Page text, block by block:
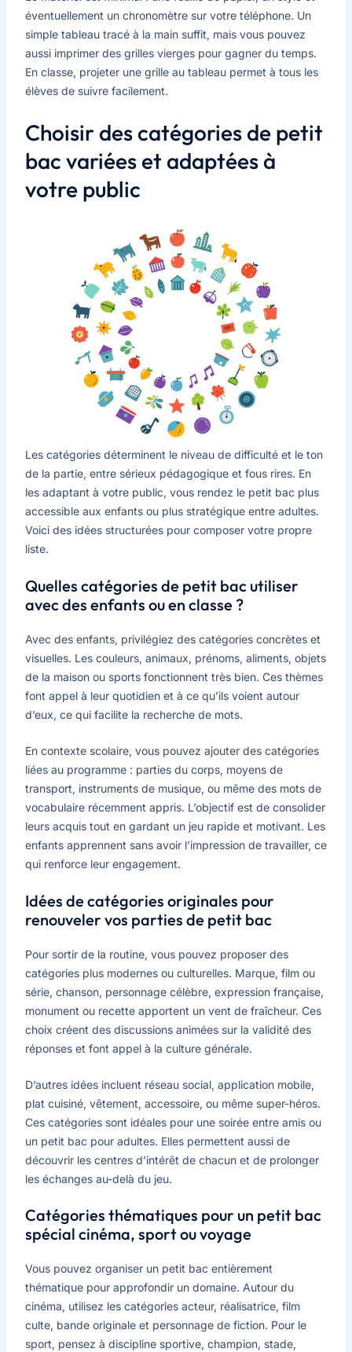
éventuellement un chronomètre sur votre téléphone. Un
simple tableau tracé à la main suffit, mais vous pouvez
aussi imprimer des grilles vierges pour gagner du temps.
En classe, projeter une grille au tableau permet à tous les
élèves de suivre facilement.
Choisir des catégories de petit
bac variées et adaptées à
votre public
Les catégories déterminent le niveau de difficulté et le ton
de la partie, entre sérieux pédagogique et fous rires. En
les adaptant à votre public, vous rendez le petit bac plus
accessible aux enfants ou plus stratégique entre adultes.
Voici des idées structurées pour composer votre propre
liste.
Quelles catégories de petit bac utiliser
avec des enfants ou en classe ?
Avec des enfants, privilégiez des catégories concrètes et
visuelles. Les couleurs, animaux, prénoms, aliments, objets
de la maison ou sports fonctionnent très bien. Ces thèmes
font appel à leur quotidien et à ce qu’ils voient autour
d’eux, ce qui facilite la recherche de mots.
En contexte scolaire, vous pouvez ajouter des catégories
liées au programme : parties du corps, moyens de
transport, instruments de musique, ou même des mots de
vocabulaire récemment appris. L’objectif est de consolider
leurs acquis tout en gardant un jeu rapide et motivant. Les
enfants apprennent sans avoir l’impression de travailler, ce
qui renforce leur engagement.
Idées de catégories originales pour
renouveler vos parties de petit bac
Pour sortir de la routine, vous pouvez proposer des
catégories plus modernes ou culturelles. Marque, film ou
série, chanson, personnage célèbre, expression française,
monument ou recette apportent un vent de fraîcheur. Ces
choix créent des discussions animées sur la validité des
réponses et font appel à la culture générale.
D’autres idées incluent réseau social, application mobile,
plat cuisiné, vêtement, accessoire, ou même super-héros.
Ces catégories sont idéales pour une soirée entre amis ou
un petit bac pour adultes. Elles permettent aussi de
découvrir les centres d’intérêt de chacun et de prolonger
les échanges au-delà du jeu.
Catégories thématiques pour un petit bac
spécial cinéma, sport ou voyage
Vous pouvez organiser un petit bac entièrement
thématique pour approfondir un domaine. Autour du
cinéma, utilisez les catégories acteur, réalisatrice, film
culte, bande originale et personnage de fiction. Pour le
sport, pensez à discipline sportive, champion, stade,